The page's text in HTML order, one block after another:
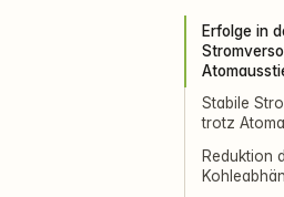
Erfolge in
Stabile
trotz
Reduktion